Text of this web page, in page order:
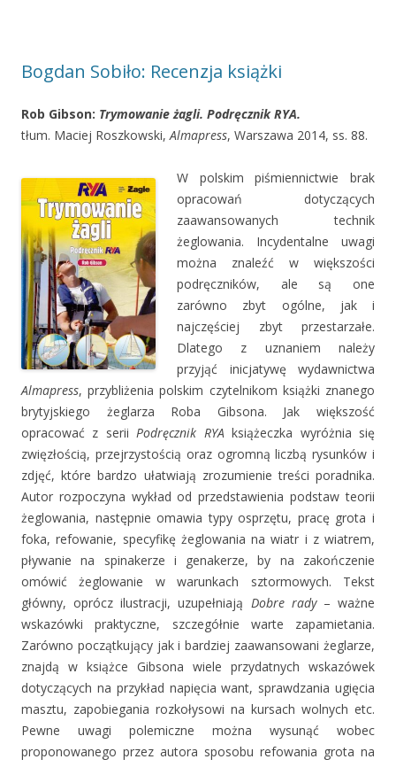
Bogdan Sobiło: Recenzja książki
Rob Gibson: Trymowanie żagli. Podręcznik RYA.
tłum. Maciej Roszkowski,Almapress, Warszawa 2014, ss. 88.
W polskim piśmiennictwie brak
opracowań dotyczących
zaawansowanych technik
żeglowania. Incydentalne uwagi
można znaleźć w większości
podręczników, ale są one
zarówno zbyt ogólne, jak i
najczęściej zbyt przestarzałe.
Dlatego z uznaniem należy
przyjąć inicjatywę wydawnictwa
Almapress, przybliżenia polskim czytelnikom książki znanego
brytyjskiego żeglarza Roba Gibsona. Jak większość
opracować z seriiPodręcznik RYA książeczka wyróżnia się
zwięzłością, przejrzystością oraz ogromną liczbą rysunków i
zdjęć, które bardzo ułatwiają zrozumienie treści poradnika.
Autor rozpoczyna wykład od przedstawienia podstaw teorii
żeglowania, następnie omawia typy osprzętu, pracę grota i
foka, refowanie, specyfikę żeglowania na wiatr i z wiatrem,
pływanie na spinakerze i genakerze, by na zakończenie
omówić żeglowanie w warunkach sztormowych. Tekst
główny, oprócz ilustracji, uzupełniają Dobre rady– ważne
wskazówki praktyczne, szczegółnie warte zapamietania.
Zarówno początkujący jak i bardziej zaawansowani żeglarze,
znajdą w książce Gibsona wiele przydatnych wskazówek
dotyczących na przykład napięcia want, sprawdzania ugięcia
masztu, zapobiegania rozkołysowi na kursach wolnych etc.
Pewne uwagi polemiczne można wysunąć wobec
proponowanego przez autora sposobu refowania grota na